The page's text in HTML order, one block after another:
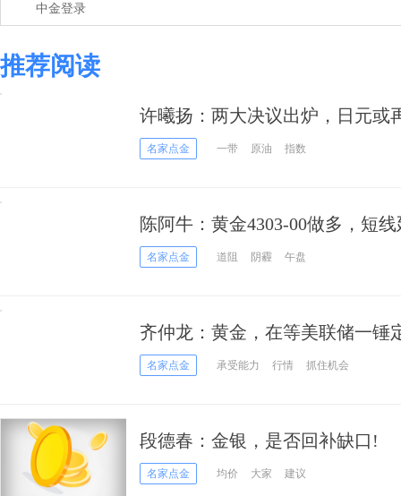
中金登录
推荐阅读
许曦扬：两大决议出炉，日元或
名家点金 一带 原油 指数
陈阿牛：黄金4303-00做多，短
名家点金 道阻 阴霾 午盘
齐仲龙：黄金，在等美联储一锤
名家点金 承受能力 行情 抓住机会
段德春：金银，是否回补缺口!
名家点金 均价 大家 建议